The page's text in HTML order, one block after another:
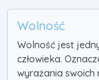
Wolność
Wolność jest
człowieka.
wyrażania swoich